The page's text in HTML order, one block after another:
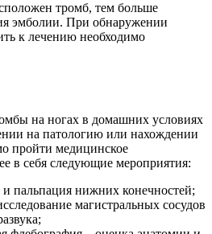
тромб, тем больше
эмболии. При обнаружении
к лечению необходимо
на ногах в домашних условиях
на патологию или нахождении
пройти медицинское
в себя следующие мероприятия:
пальпация нижних конечностей;
магистральных сосудов